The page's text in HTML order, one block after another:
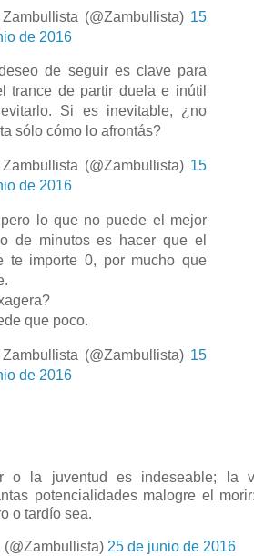
(@Zambullista) 15
de 2016
de seguir es clave para
trance de partir duela e inútil
Si es inevitable, ¿no
sólo cómo lo afrontás?
(@Zambullista) 15
de 2016
lo que no puede el mejor
de minutos es hacer que el
te importe 0, por mucho que
que poco.
(@Zambullista) 15
de 2016
o la juventud es indeseable; la
potencialidades malogre el
o tardío sea.
25 de junio de 2016